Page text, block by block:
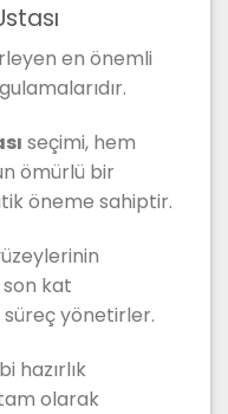
en önemli
seçimi, hem
ömürlü bir
öneme sahiptir.
son kat
yönetirler.
hazırlık
olarak